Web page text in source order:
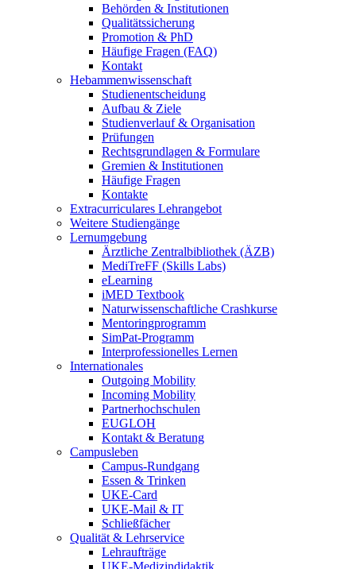
Behörden & Institutionen
Qualitätssicherung
Promotion & PhD
Häufige Fragen (FAQ)
Kontakt
Hebammenwissenschaft
Studienentscheidung
Aufbau & Ziele
Studienverlauf & Organisation
Prüfungen
Rechtsgrundlagen & Formulare
Gremien & Institutionen
Häufige Fragen
Kontakte
Extracurriculares Lehrangebot
Weitere Studiengänge
Lernumgebung
Ärztliche Zentralbibliothek (ÄZB)
MediTreFF (Skills Labs)
eLearning
iMED Textbook
Naturwissenschaftliche Crashkurse
Mentoringprogramm
SimPat-Programm
Interprofessionelles Lernen
Internationales
Outgoing Mobility
Incoming Mobility
Partnerhochschulen
EUGLOH
Kontakt & Beratung
Campusleben
Campus-Rundgang
Essen & Trinken
UKE-Card
UKE-Mail & IT
Schließfächer
Qualität & Lehrservice
Lehraufträge
UKE-Medizindidaktik